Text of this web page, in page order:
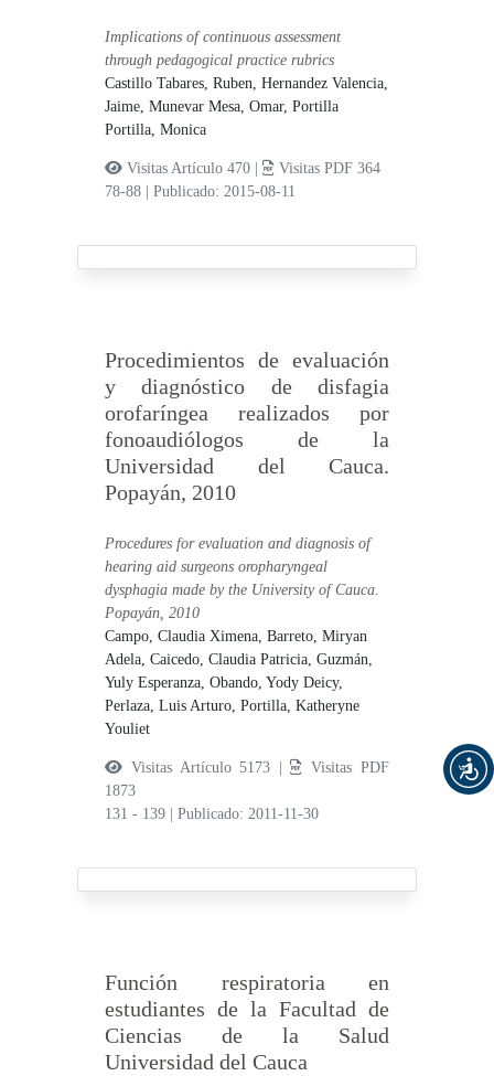
Implications of continuous assessment
through pedagogical practice rubrics
Castillo Tabares, Ruben,Hernandez Valencia,
Jaime,Munevar Mesa, Omar,Portilla
Portilla, Monica
Visitas Artículo 470 |
Visitas PDF 364
78-88
|Publicado: 2015-08-11
Procedimientos de evaluación
y diagnóstico de disfagia
orofaríngea realizados por
fonoaudiólogos de la
Universidad del Cauca.
Popayán, 2010
Procedures for evaluation and diagnosis of
hearing aid surgeons oropharyngeal
dysphagia made by the University of Cauca.
Popayán, 2010
Campo, Claudia Ximena,Barreto, Miryan
Adela,Caicedo, Claudia Patricia,Guzmán,
Yuly Esperanza,Obando, Yody Deicy,
Perlaza, Luis Arturo,Portilla, Katheryne
Youliet
Visitas Artículo 5173 |
Visitas PDF
1873
131 - 139
|Publicado: 2011-11-30
Función respiratoria en
estudiantes de la Facultad de
Ciencias de la Salud
Universidad del Cauca